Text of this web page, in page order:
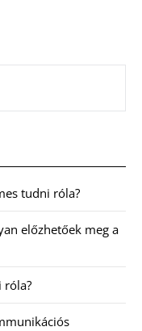
tudni róla?
előzhetőek meg a
róla?